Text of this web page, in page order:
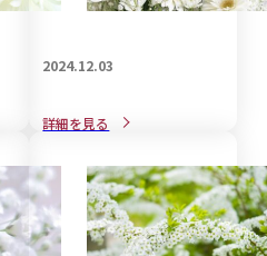
2024.12.03
戒名の宗教的な意義と見方
詳細を見る